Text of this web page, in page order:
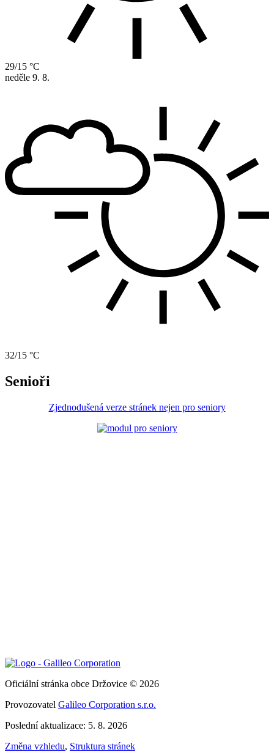
29/15 °C
neděle 9. 8.
32/15 °C
Senioři
Zjednodušená verze stránek nejen pro seniory
Oficiální stránka obce Držovice © 2026
Provozovatel Galileo Corporation s.r.o.
Poslední aktualizace: 5. 8. 2026
Změna vzhledu, Struktura stránek